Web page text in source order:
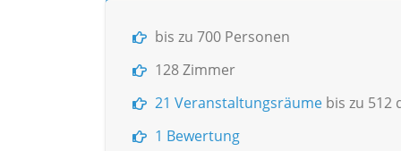
bis zu 700 Personen
128 Zimmer
21 Veranstaltungsräume bis zu 512
1 Bewertung